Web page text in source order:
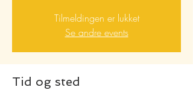
Tilmeldingen er lukket
Se andre events
Tid og sted